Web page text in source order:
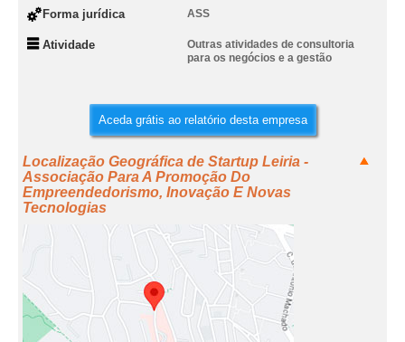
Forma jurídica ASS
Atividade
Outras atividades de consultoria
para os negócios e a gestão
Aceda grátis ao relatório desta empresa
Localização Geográfica de Startup Leiria -
Associação Para A Promoção Do
Empreendedorismo, Inovação E Novas
Tecnologias